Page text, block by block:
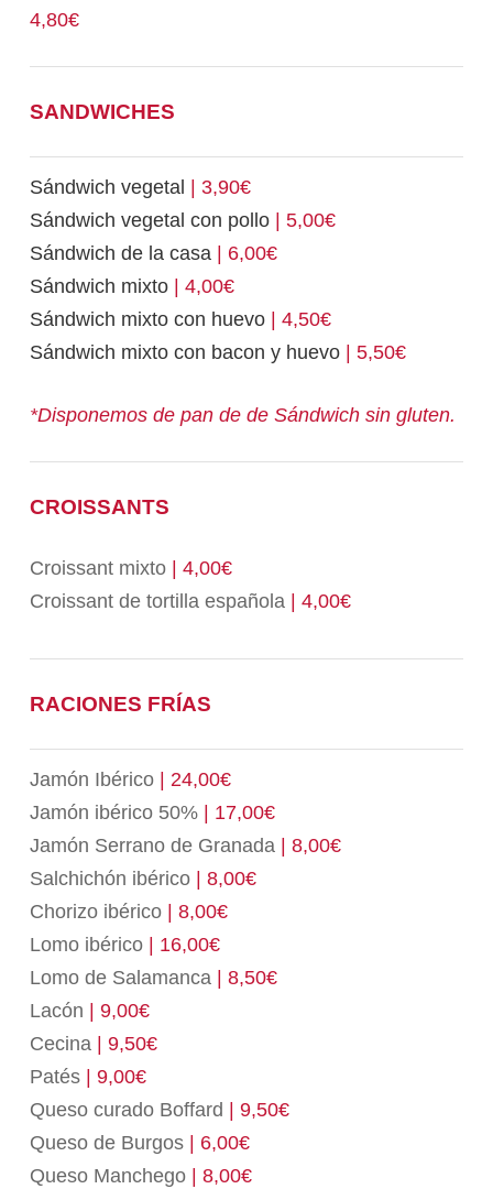
4,80€
SANDWICHES
Sándwich vegetal
| 3,90€
Sándwich vegetal con pollo | 5,00€
Sándwich de la casa | 6,00€
Sándwich mixto | 4,00€
Sándwich mixto con huevo | 4,50€
Sándwich mixto con bacon y huevo | 5,50€
*Disponemos de pan de de Sándwich sin gluten.
CROISSANTS
Croissant mixto | 4,00€
Croissant de tortilla española | 4,00€
RACIONES FRÍAS
Jamón Ibérico | 24,00€
Jamón ibérico 50% | 17,00€
Jamón Serrano de Granada | 8,00€
Salchichón ibérico | 8,00€
Chorizo ibérico | 8,00€
Lomo ibérico | 16,00€
Lomo de Salamanca | 8,50€
Lacón | 9,00€
Cecina | 9,50€
Patés | 9,00€
Queso curado Boffard
| 9,50€
Queso de Burgos | 6,00€
Queso Manchego | 8,00€